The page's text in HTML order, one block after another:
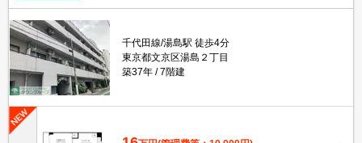
千代田線/湯島駅 徒歩4分
東京都文京区湯島２丁目
築37年
7階建